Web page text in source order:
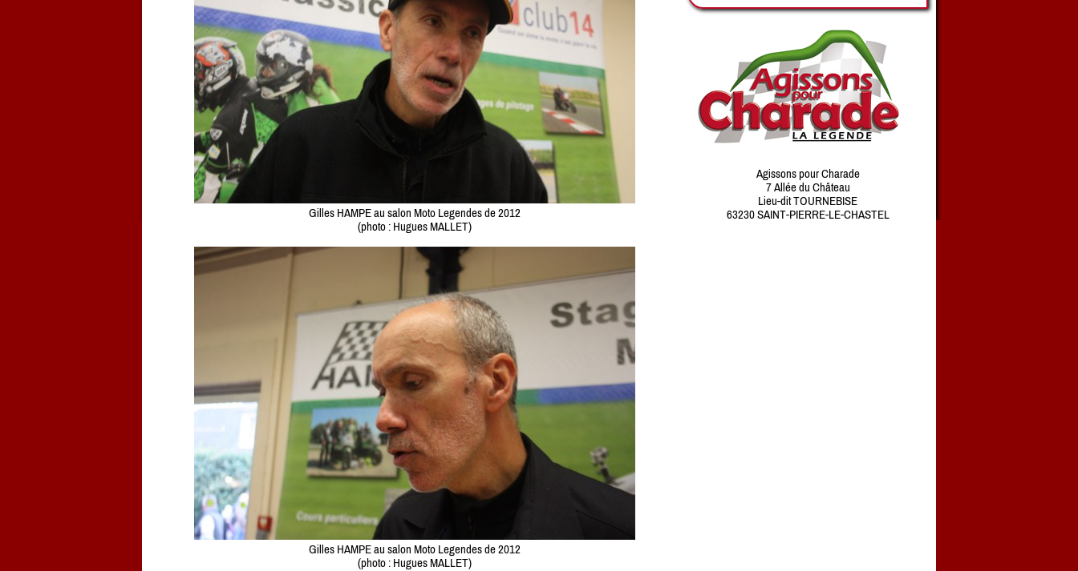
Gilles HAMPE au salon Moto Legendes de 2012
(photo : Hugues MALLET)
Gilles HAMPE au salon Moto Legendes de 2012
(photo : Hugues MALLET)
Agissons pour Charade
7 Allée du Château
Lieu-dit TOURNEBISE
63230 SAINT-PIERRE-LE-CHASTEL